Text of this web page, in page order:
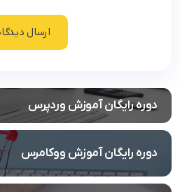
ارسال
دوره رایگان آموزش وردپرس
دوره رایگان آموزش ووکامرس